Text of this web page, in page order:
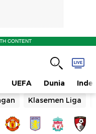
CONTENT
UEFA Dunia
Klasemen Liga